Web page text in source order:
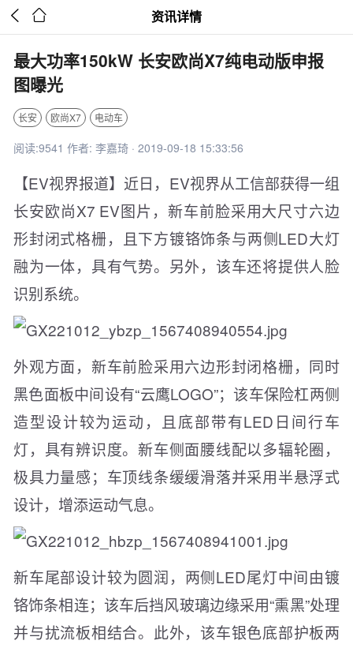
  资讯详情
最大功率150kW 长安欧尚X7纯电动版申报
图曝光
长安 欧尚X7 电动车
阅读:9541 作者: 李嘉琦 · 2019-09-18 15:33:56
【EV视界报道】近日，EV视界从工信部获得一组
长安欧尚X7 EV图片，新车前脸采用大尺寸六边
形封闭式格栅，且下方镀铬饰条与两侧LED大灯
融为一体，具有气势。另外，该车还将提供人脸
识别系统。
外观方面，新车前脸采用六边形封闭格栅，同时
黑色面板中间设有“云鹰LOGO”；该车保险杠两侧
造型设计较为运动，且底部带有LED日间行车
灯，具有辨识度。新车侧面腰线配以多辐轮圈，
极具力量感；车顶线条缓缓滑落并采用半悬浮式
设计，增添运动气息。
新车尾部设计较为圆润，两侧LED尾灯中间由镀
铬饰条相连；该车后挡风玻璃边缘采用“熏黑”处理
并与扰流板相结合。此外，该车银色底部护板两